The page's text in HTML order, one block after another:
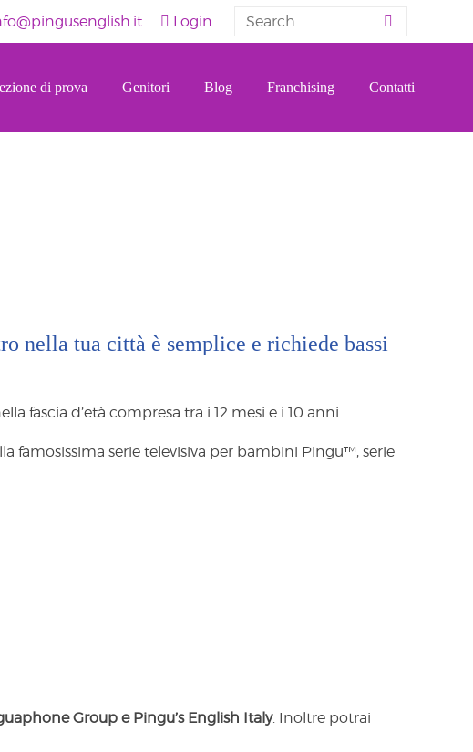
Login
di prova Genitori Blog Franchising Contatti
nella tua città è semplice e richiede bassi
fascia d’età compresa tra i 12 mesi e i 10 anni.
famosissima serie televisiva per bambini Pingu™, serie
Group e Pingu’s English Italy. Inoltre potrai